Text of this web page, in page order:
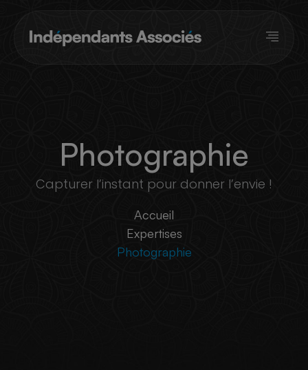
Photographie
Capturer l’instant pour donner l’envie !
Accueil
Expertises
Photographie
Panneau de gestion des cookies